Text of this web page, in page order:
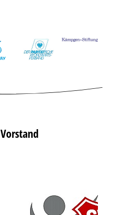
Vorstand